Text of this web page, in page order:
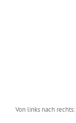
Von links nach rechts: